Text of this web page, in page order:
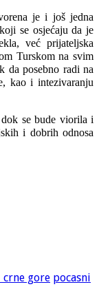
je i još jedna
se osjećaju da je
već prijateljska
Turskom na svim
da posebno radi na
kao i intezivaranju
se bude viorila i
i dobrih odnosa
crne gore pocasni